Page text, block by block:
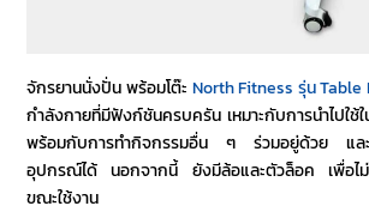
จักรยานนั่งปั่น พร้อมโต๊ะ North Fitness รุ่น Table
กำลังกายที่มีฟังก์ชันครบครัน เหมาะกับการนำไปใช้
พร้อมกับการทำกิจกรรมอื่น ๆ ร่วมอยู่ด้วย และ
อุปกรณ์ได้ นอกจากนี้ ยังมีล้อและตัวล็อค เพื่อไม่
ขณะใช้งาน